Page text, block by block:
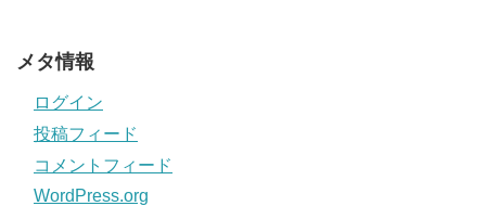
メタ情報
ログイン
投稿フィード
コメントフィード
WordPress.org